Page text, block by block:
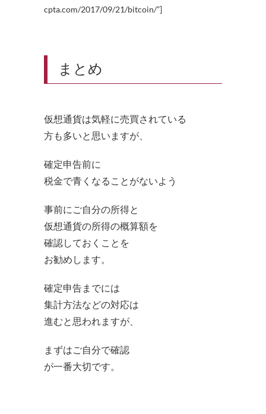
cpta.com/2017/09/21/bitcoin/”]
まとめ
仮想通貨は気軽に売買されている
方も多いと思いますが、
確定申告前に
税金で青くなることがないよう
事前にご自分の所得と
仮想通貨の所得の概算額を
確認しておくことを
お勧めします。
確定申告までには
集計方法などの対応は
進むと思われますが、
まずはご自分で確認
が一番大切です。